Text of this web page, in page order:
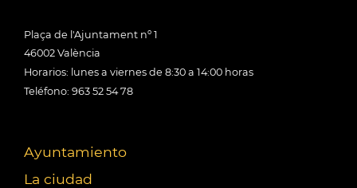
Plaça de l'Ajuntament nº 1
46002 València
Horarios: lunes a viernes de 8:30 a 14:00 horas
Teléfono: 963 52 54 78
Ayuntamiento
La ciudad